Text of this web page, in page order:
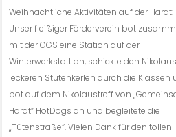
Weihnachtliche Aktivitäten auf der Hardt:
Unser fleißiger Förderverein bot
mit der OGS eine Station auf der
Winterwerkstatt an, schickte den
leckeren Stutenkerlen durch die Klassen
bot auf dem Nikolaustreff von
Hardt“ HotDogs an und begleitete die
„Tütenstraße“. Vielen Dank für den tollen